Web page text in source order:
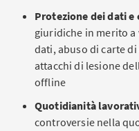
Protezione dei dati e
giuridiche in merito
dati, abuso di carte
attacchi di lesione
offline
Quotidianità
controversie nella